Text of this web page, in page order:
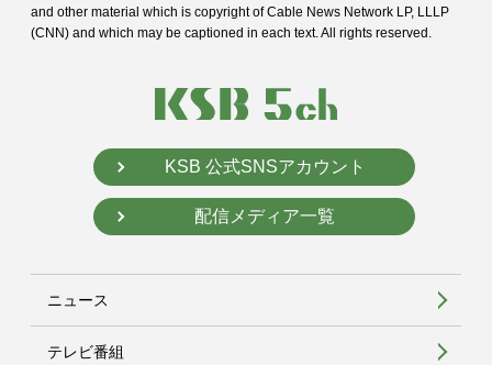
and other material which is copyright of Cable News Network LP, LLLP
(CNN) and which may be captioned in each text. All rights reserved.
KSB 公式SNSアカウント
配信メディア一覧
ニュース
テレビ番組